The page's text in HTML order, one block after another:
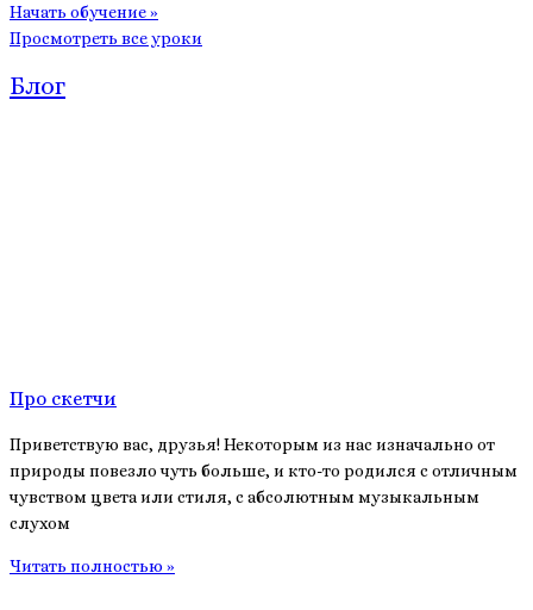
Начать обучение »
Просмотреть все уроки
Блог
Про скетчи
Приветствую вас, друзья! Некоторым из нас изначально от
природы повезло чуть больше, и кто-то родился с отличным
чувством цвета или стиля, с абсолютным музыкальным
слухом
Читать полностью »